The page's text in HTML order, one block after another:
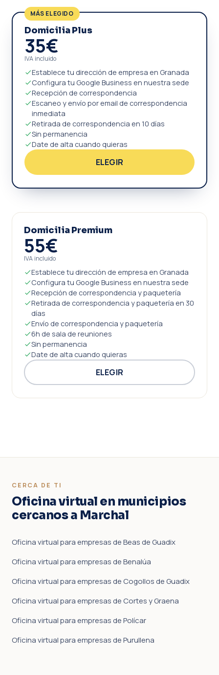
MÁS ELEGIDO
Domicilia Plus
35€
IVA incluido
Establece tu dirección de empresa en Granada
Configura tu Google Business en nuestra sede
Recepción de correspondencia
Escaneo y envío por email de correspondencia
inmediata
Retirada de correspondencia en 10 días
Sin permanencia
Date de alta cuando quieras
ELEGIR
Domicilia Premium
55€
IVA incluido
Establece tu dirección de empresa en Granada
Configura tu Google Business en nuestra sede
Recepción de correspondencia y paquetería
Retirada de correspondencia y paquetería en 30
días
Envío de correspondencia y paquetería
6h de sala de reuniones
Sin permanencia
Date de alta cuando quieras
ELEGIR
CERCA DE TI
Oficina virtual en municipios
cercanos a Marchal
Oficina virtual para empresas de Beas de Guadix
Oficina virtual para empresas de Benalúa
Oficina virtual para empresas de Cogollos de Guadix
Oficina virtual para empresas de Cortes y Graena
Oficina virtual para empresas de Polícar
Oficina virtual para empresas de Purullena